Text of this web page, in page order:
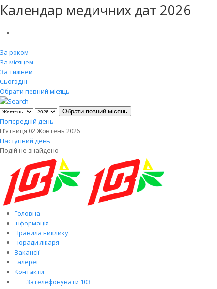
Календар медичних дат 2026
За роком
За місяцем
За тижнем
Сьогодні
Обрати певний місяць
Обрати певний місяць
Попередній день
П’ятниця 02 Жовтень 2026
Наступний день
Подій не знайдено
Головна
Інформація
Правила виклику
Поради лікаря
Вакансії
Галереї
Контакти
Зателефонувати 103